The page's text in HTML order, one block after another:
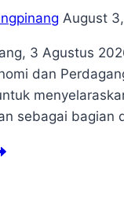
August
3 Agustus
dan
sebagai bagian